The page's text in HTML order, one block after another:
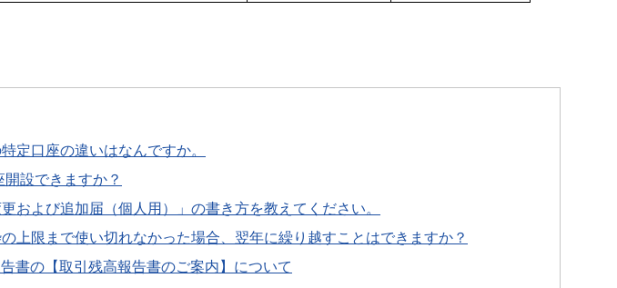
定口座の違いはなんですか。
設できますか？
および追加届（個人用）」の書き方を教えてください。
上限まで使い切れなかった場合、翌年に繰り越すことはできますか？
書の【取引残高報告書のご案内】について